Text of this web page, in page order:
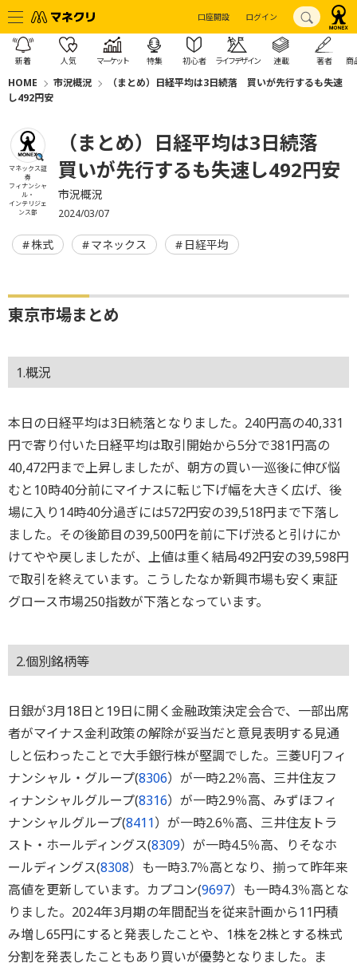
口座開設 ログイン
新着 人気 マーケット 特集 初心者 ライフデザイン 連載 著者 商
HOME 市況概況
（まとめ）日経平均は3日続落 買いが先行するも失速
し492円安
マネックス証
券
フィナンシャ
ル・
インテリジェ
ンス部
（まとめ）日経平均は3日続落
買いが先行するも失速し492円安
市況概況
2024/03/07
株式 マネックス 日経平均
東京市場まとめ
1.概況
本日の日経平均は3日続落となりました。240円高の40,331
円で寄り付いた日経平均は取引開始から5分で381円高の
40,472円まで上昇しましたが、朝方の買い一巡後に伸び悩
むと10時40分前にマイナスに転じ下げ幅を大きく広げ、後
場に入り14時40分過ぎには572円安の39,518円まで下落し
ました。その後節目の39,500円を前に下げ渋ると引けにか
けてやや戻しましたが、上値は重く結局492円安の39,598円
で取引を終えています。こうしたなか新興市場も安く東証
グロース市場250指数が下落となっています。
2.個別銘柄等
日銀が3月18日と19日に開く金融政策決定会合で、一部出席
者がマイナス金利政策の解除が妥当だと意見表明する見通
しと伝わったことで大手銀行株が堅調でした。三菱UFJフィ
ナンシャル・グループ(8306）が一時2.2％高、三井住友フ
ィナンシャルグループ(8316）が一時2.9％高、みずほフィ
ナンシャルグループ(8411）が一時2.6％高、三井住友トラ
スト・ホールディングス(8309）が一時4.5％高、りそなホ
ールディングス(8308）も一時3.7％高となり、揃って昨年来
高値を更新しています。カプコン(9697）も一時4.3％高とな
りました。2024年3月期の年間配当を従来計画から11円積
み増し65円にすると発表したことや、1株を2株とする株式
分割を発表したこともあり買いが優勢となりました。ま